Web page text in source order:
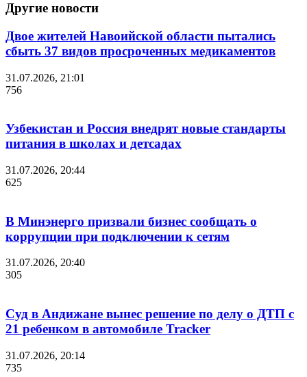
Другие новости
Двое жителей Навоийской области пытались
сбыть 37 видов просроченных медикаментов
31.07.2026, 21:01
756
Узбекистан и Россия внедрят новые стандарты
питания в школах и детсадах
31.07.2026, 20:44
625
В Минэнерго призвали бизнес сообщать о
коррупции при подключении к сетям
31.07.2026, 20:40
305
Суд в Андижане вынес решение по делу о ДТП с
21 ребенком в автомобиле Tracker
31.07.2026, 20:14
735